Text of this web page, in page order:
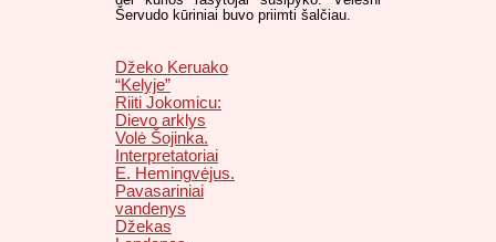
Šervudo kūriniai buvo priimti šalčiau.
Džeko Keruako
“Kelyje”
Riiti Jokomicu:
Dievo arklys
Volė Šojinka.
Interpretatoriai
E. Hemingvėjus.
Pavasariniai
vandenys
Džekas